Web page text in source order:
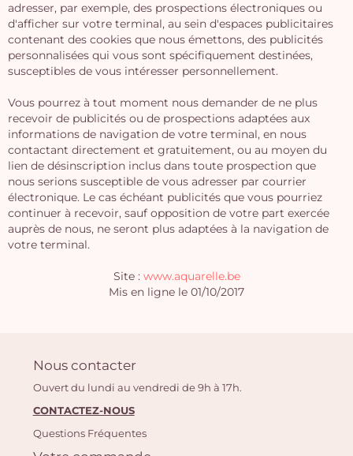
adresser, par exemple, des prospections électroniques ou
d'afficher sur votre terminal, au sein d'espaces publicitaires
contenant des cookies que nous émettons, des publicités
personnalisées qui vous sont spécifiquement destinées,
susceptibles de vous intéresser personnellement.
Vous pourrez à tout moment nous demander de ne plus
recevoir de publicités ou de prospections adaptées aux
informations de navigation de votre terminal, en nous
contactant directement et gratuitement, ou au moyen du
lien de désinscription inclus dans toute prospection que
nous serions susceptible de vous adresser par courrier
électronique. Le cas échéant publicités que vous pourriez
continuer à recevoir, sauf opposition de votre part exercée
auprès de nous, ne seront plus adaptées à la navigation de
votre terminal.
Site : www.aquarelle.be
Mis en ligne le 01/10/2017
Nous contacter
Ouvert du lundi au vendredi de 9h à 17h.
CONTACTEZ-NOUS
Questions Fréquentes